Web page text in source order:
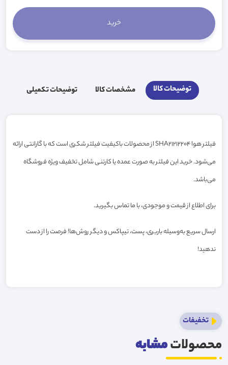
توضیحات کالا مشخصات کالا توضیحات تکمیلی
فیلتر هوا SHA21212204 از محصولات باکیفیت فیلتر شکری است که با گارانتی ارائه
می‌شود. خرید این فیلتر به صورت عمده یا کارتنی شامل تخفیف ویژه فروشگاه
می‌باشد.
برای اطلاع از قیمت و موجودی، با ما تماس بگیرید.
ارسال سریع به‌وسیله باربری، پست، تیپاکس و دیگر روش‌ها! فرصت را از دست
ندهید!
تخفیفات
محصولاتمشابه